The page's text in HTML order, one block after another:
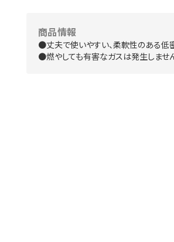
商品情報
●丈夫で使いやすい、柔軟性のある低密
●燃やしても有害なガスは発生しませ